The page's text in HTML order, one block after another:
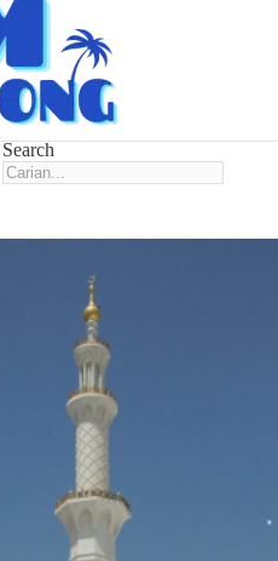
Search